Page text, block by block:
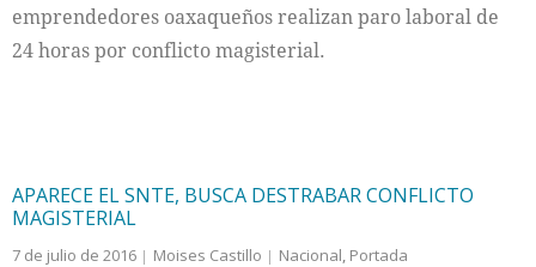
emprendedores oaxaqueños realizan paro laboral de
24 horas por conflicto magisterial.
APARECE EL SNTE, BUSCA DESTRABAR CONFLICTO
MAGISTERIAL
7 de julio de 2016 Moises Castillo Nacional, Portada